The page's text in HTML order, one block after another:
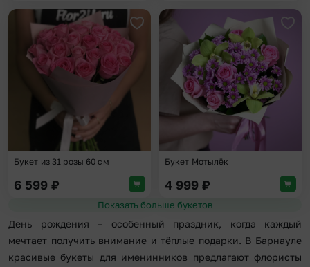
Добавить в избранное
Букет из 31 розы 60 см
6 599 ₽
Букет Мотылёк
4 999 ₽
Показать больше букетов
День рождения – особенный праздник, когда каждый
мечтает получить внимание и тёплые подарки. В Барнауле
красивые букеты для именинников предлагают флористы